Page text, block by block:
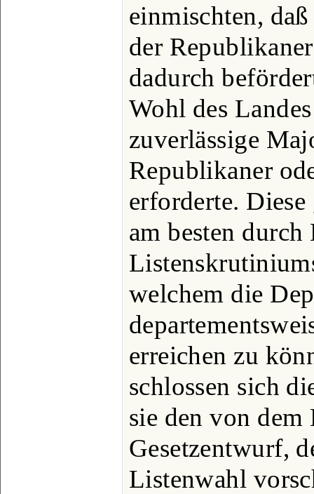
einmischten,
der
dadurch
Wohl des
zuverlässige
Republikaner
erforderte.
am besten
welchem die
erreichen zu
schlossen sich
sie den von
Gesetzentwurf,
Listenwahl